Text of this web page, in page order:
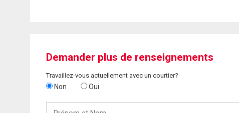
Demander plus de renseignements
Travaillez-vous actuellement avec un courtier?
Non Oui